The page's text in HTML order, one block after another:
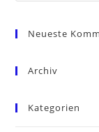
Neueste
Archiv
Kategorien